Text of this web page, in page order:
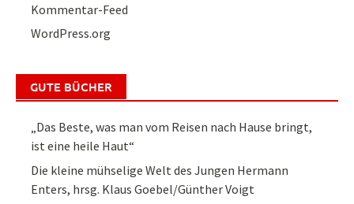
Kommentar-Feed
WordPress.org
GUTE BÜCHER
„Das Beste, was man vom Reisen nach Hause bringt,
ist eine heile Haut“
Die kleine mühselige Welt des Jungen Hermann
Enters, hrsg. Klaus Goebel/Günther Voigt